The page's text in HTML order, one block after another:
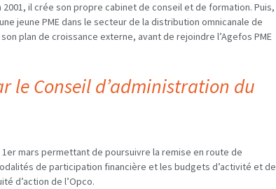
2001, il crée son propre cabinet de conseil et de formation. Puis,
jeune PME dans le secteur de la distribution omnicanale de
plan de croissance externe, avant de rejoindre l’Agefos PME
le Conseil d’administration du
mars permettant de poursuivre la remise en route de
de participation financière et les budgets d’activité et de
d’action de l’Opco.